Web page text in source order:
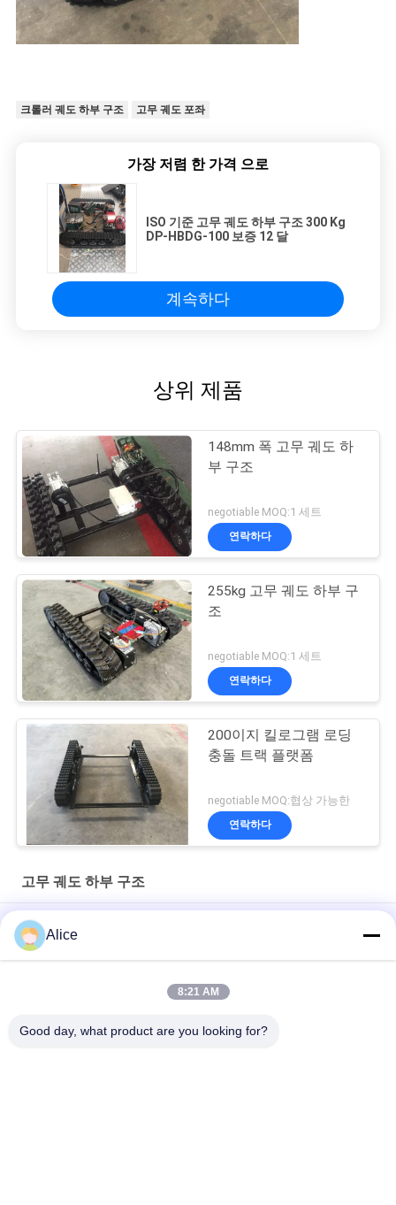
크롤러 궤도 하부 구조 고무 궤도 포좌
가장 저렴 한 가격 으로
ISO 기준 고무 궤도 하부 구조 300 Kg
DP-HBDG-100 보증 12 달
계속하다
상위 제품
148mm 폭 고무 궤도 하
부 구조
negotiable MOQ:1 세트
연락하다
255kg 고무 궤도 하부 구
조
negotiable MOQ:1 세트
연락하다
200이지 킬로그램 로딩
충돌 트랙 플랫폼
negotiable MOQ:협상 가능한
연락하다
고무 궤도 하부 구조
48V 1kw 로딩 레이어 200kg 고무 트랙 차시 Dp-Kls-150
소방 설비 휠체어 잔디 깎는 기계를 위한 샤시 300 킬로그램 크롤
Alice
8:21 AM
Good day, what product are you looking for?